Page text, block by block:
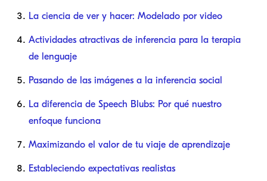
La ciencia de ver y hacer: Modelado por video
Actividades atractivas de inferencia para la terapia
de lenguaje
Pasando de las imágenes a la inferencia social
La diferencia de Speech Blubs: Por qué nuestro
enfoque funciona
Maximizando el valor de tu viaje de aprendizaje
Estableciendo expectativas realistas